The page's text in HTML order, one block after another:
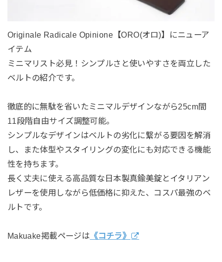
Originale Radicale Opinione【ORO(オロ)】にニューア
イテム
ミニマリスト必見！シンプルさと使いやすさを両立した
ベルトの紹介です。
徹底的に無駄を省いたミニマルデザインながら25cm間
11段階自由サイズ調整可能。
シンプルなデザインはベルトの劣化に繋がる要因を解消
し、また体型やスタイリングの変化にも対応できる機能
性を持ちます。
長く丈夫に使える高品質な日本製真鍮美錠とイタリアン
レザーを使用しながら低価格に抑えた、コスパ最強のベ
ルトです。
Makuake掲載ページは 《コチラ》